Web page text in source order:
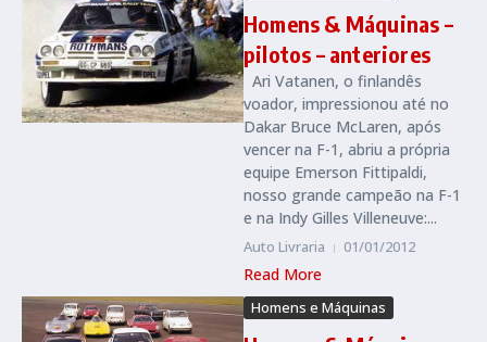
Homens & Máquinas –
pilotos – anteriores
Ari Vatanen, o finlandês
voador, impressionou até no
Dakar Bruce McLaren, após
vencer na F-1, abriu a própria
equipe Emerson Fittipaldi,
nosso grande campeão na F-1
e na Indy Gilles Villeneuve:...
Auto Livraria 01/01/2012
Read More
Homens e Máquinas